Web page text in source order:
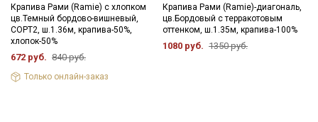
Крапива Рами (Ramie) с хлопком
цв.Темный бордово-вишневый,
СОРТ2, ш.1.36м, крапива-50%,
хлопок-50%
672 руб. 840 руб.
Только онлайн-заказ
Крапива Рами (Ramie)-диагональ,
цв.Бордовый с терракотовым
оттенком, ш.1.35м, крапива-100%
1080 руб. 1350 руб.